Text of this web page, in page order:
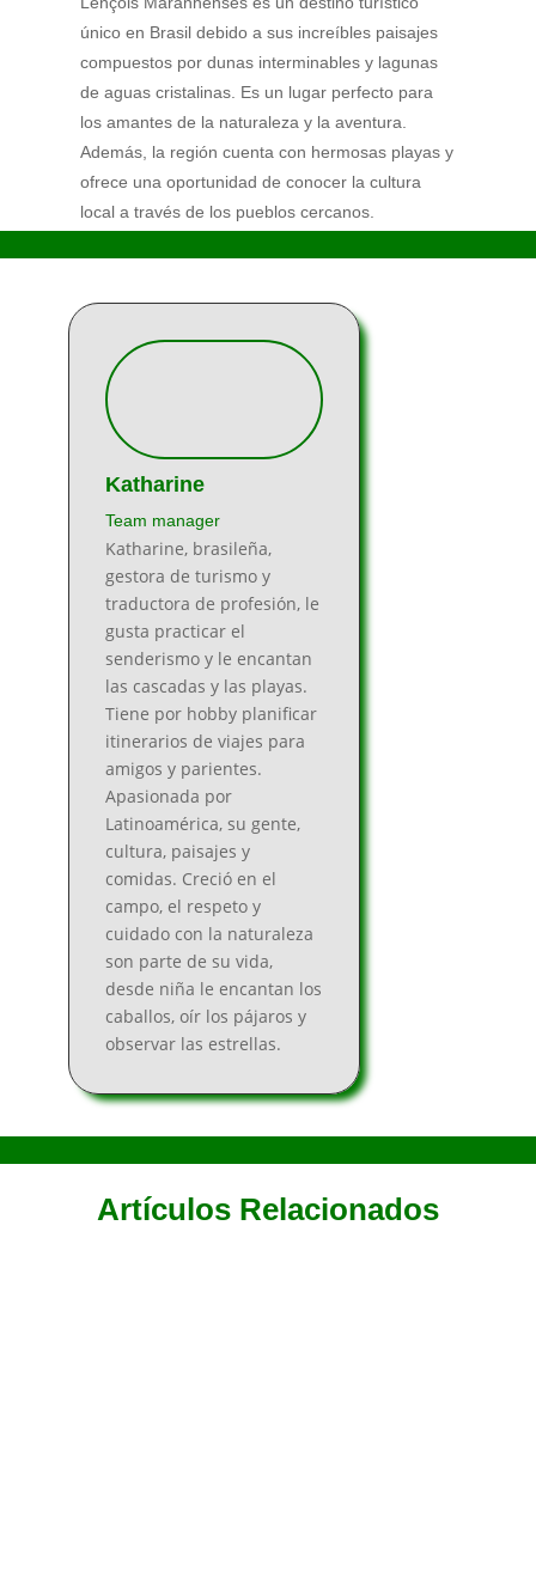
único en Brasil debido a sus increíbles paisajes
compuestos por dunas interminables y lagunas
de aguas cristalinas. Es un lugar perfecto para
los amantes de la naturaleza y la aventura.
Además, la región cuenta con hermosas playas y
ofrece una oportunidad de conocer la cultura
local a través de los pueblos cercanos.
Katharine
Team manager
Katharine, brasileña,
gestora de turismo y
traductora de profesión, le
gusta practicar el
senderismo y le encantan
las cascadas y las playas.
Tiene por hobby planificar
itinerarios de viajes para
amigos y parientes.
Apasionada por
Latinoamérica, su gente,
cultura, paisajes y
comidas. Creció en el
campo, el respeto y
cuidado con la naturaleza
son parte de su vida,
desde niña le encantan los
caballos, oír los pájaros y
observar las estrellas.
Artículos Relacionados